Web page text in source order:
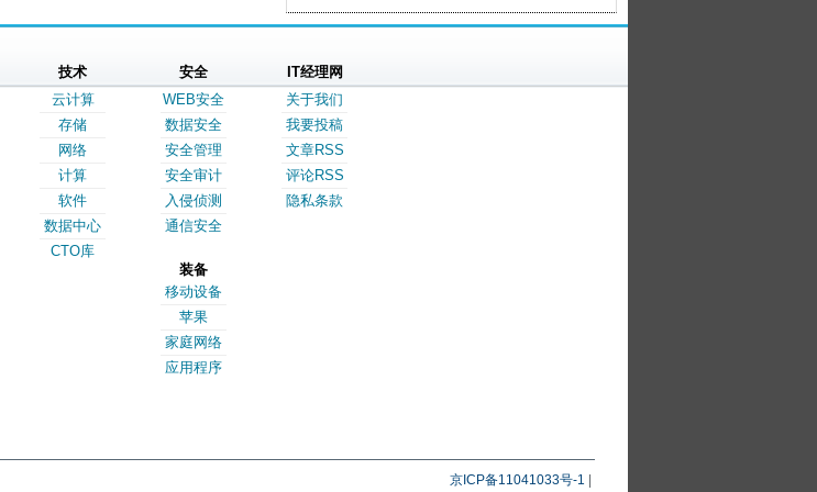
技术
云计算
存储
网络
计算
软件
数据中心
CTO库
安全
WEB安全
数据安全
安全管理
安全审计
入侵侦测
通信安全
装备
移动设备
苹果
家庭网络
应用程序
IT经理网
关于我们
我要投稿
文章RSS
评论RSS
隐私条款
京ICP备11041033号-1